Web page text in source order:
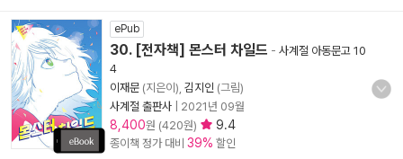
ePub
30. [전자책] 몬스터 차일드 - 사계절 아동문고 10
4
이재문 (지은이), 김지인 (그림)
사계절 출판사
2021년 09월
8,400원 (420원) 9.4
종이책 정가 대비 39% 할인